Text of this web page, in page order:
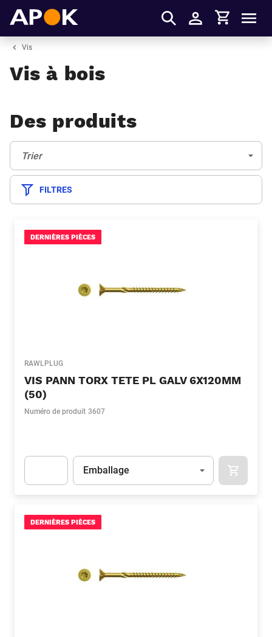
S'identifier
Panier
Vis
Vis à bois
Des produits
Trier:
Trier
FILTRES
DERNIÈRES PIÈCES
RAWLPLUG
VIS PANN TORX TETE PL GALV 6X120MM
(50)
Numéro de produit 3607
Unité
Emballage
DERNIÈRES PIÈCES